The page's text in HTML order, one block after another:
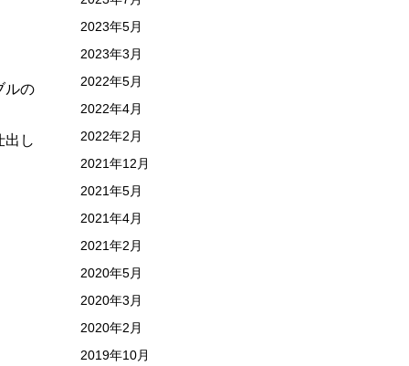
ルの
出し
2023年5月
2023年3月
2022年5月
2022年4月
2022年2月
2021年12月
2021年5月
2021年4月
2021年2月
2020年5月
2020年3月
2020年2月
2019年10月